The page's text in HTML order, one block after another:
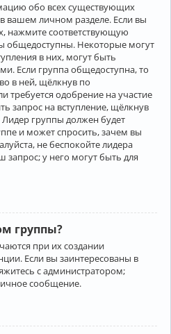
обо всех существующих
вашем личном разделе. Если вы
нажмите соответствующую
общедоступны. Некоторые могут
в них, могут быть
Если группа общедоступна, то
в ней, щёлкнув по
требуется одобрение на участие
запрос на вступление, щёлкнув
группы должен будет
и может спросить, зачем вы
не беспокойте лидера
запрос; у него могут быть для
группы?
при их создании
Если вы заинтересованы в
с администратором;
сообщение.